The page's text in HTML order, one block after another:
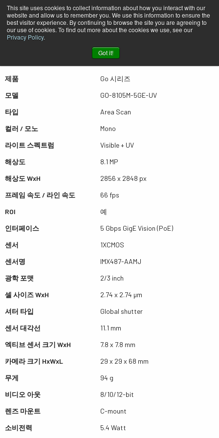
This site uses cookies to collect information about how you interact with our
website and allow us to remember you. We use this information to ensure the
best visitor experience. By continuing to browse the site you are agreeing to
our use of cookies. To find out more about the cookies we use, see our
Privacy Policy.
Got it!
퀵뷰 GO-8105M-5GE-UV
더많은 결과를 보시려면 스크롤하세요
제품
Go 시리즈
모델
GO-8105M-5GE-UV
타입
Area Scan
컬러 / 모노
Mono
라이트 스펙트럼
Visible + UV
해상도
8.1 MP
해상도 WxH
2856 x 2848 px
프레임 속도 / 라인 속도
66 fps
ROI
예
인터페이스
5 Gbps GigE Vision (PoE)
센서
1XCMOS
센서명
IMX487-AAMJ
광학 포맷
2/3 inch
셀 사이즈 WxH
2.74 x 2.74 µm
셔터 타입
Global shutter
센서 대각선
11.1 mm
엑티브 센서 크기 WxH
7.8 x 7.8 mm
카메라 크기 HxWxL
29 x 29 x 68 mm
무게
94 g
비디오 아웃
8/10/12-bit
렌즈 마운트
C-mount
소비전력
5.4 Watt